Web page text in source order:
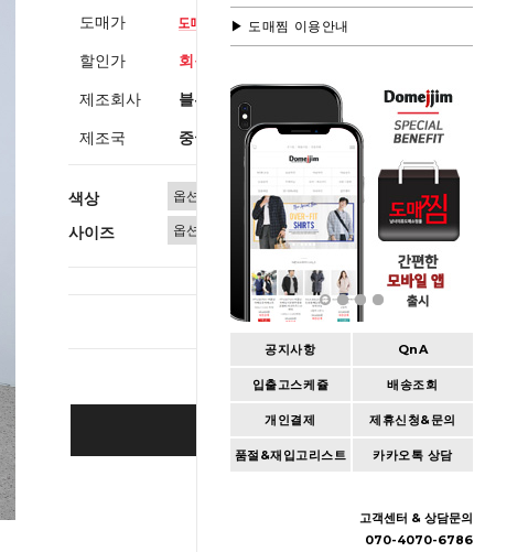
▶ 도매찜 이용안내
공지사항 QnA
입출고스케쥴 배송조회
개인결제 제휴신청&문의
품절&재입고리스트 카카오톡 상담
고객센터 & 상담문의
070-4070-6786
도매가
할인가 회원공개
제조회사 블루모드제휴사
제조국 중국
색상
사이즈
SOLD OUT